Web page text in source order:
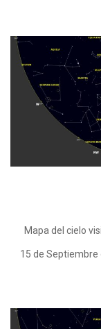
Mapa del cielo
15 de Septiembre